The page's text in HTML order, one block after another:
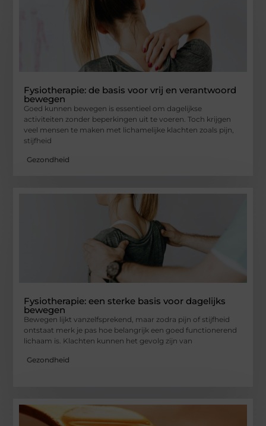
Fysiotherapie: de basis voor vrij en verantwoord
bewegen
Goed kunnen bewegen is essentieel om dagelijkse
activiteiten zonder beperkingen uit te voeren. Toch krijgen
veel mensen te maken met lichamelijke klachten zoals pijn,
stijfheid
Gezondheid
Fysiotherapie: een sterke basis voor dagelijks
bewegen
Bewegen lijkt vanzelfsprekend, maar zodra pijn of stijfheid
ontstaat merk je pas hoe belangrijk een goed functionerend
lichaam is. Klachten kunnen het gevolg zijn van
Gezondheid